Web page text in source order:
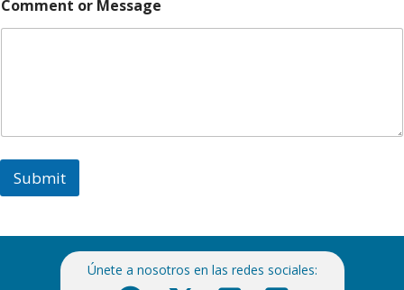
*
N
Comment or Message
Submit
Únete a nosotros en las redes sociales: